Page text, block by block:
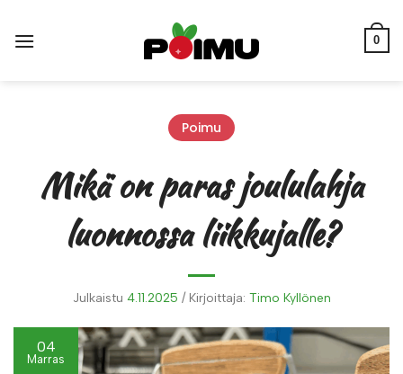
0
Poimu
Mikä on paras joululahja
luonnossa liikkujalle?
Julkaistu 4.11.2025 / Kirjoittaja: Timo Kyllönen
04
Marras